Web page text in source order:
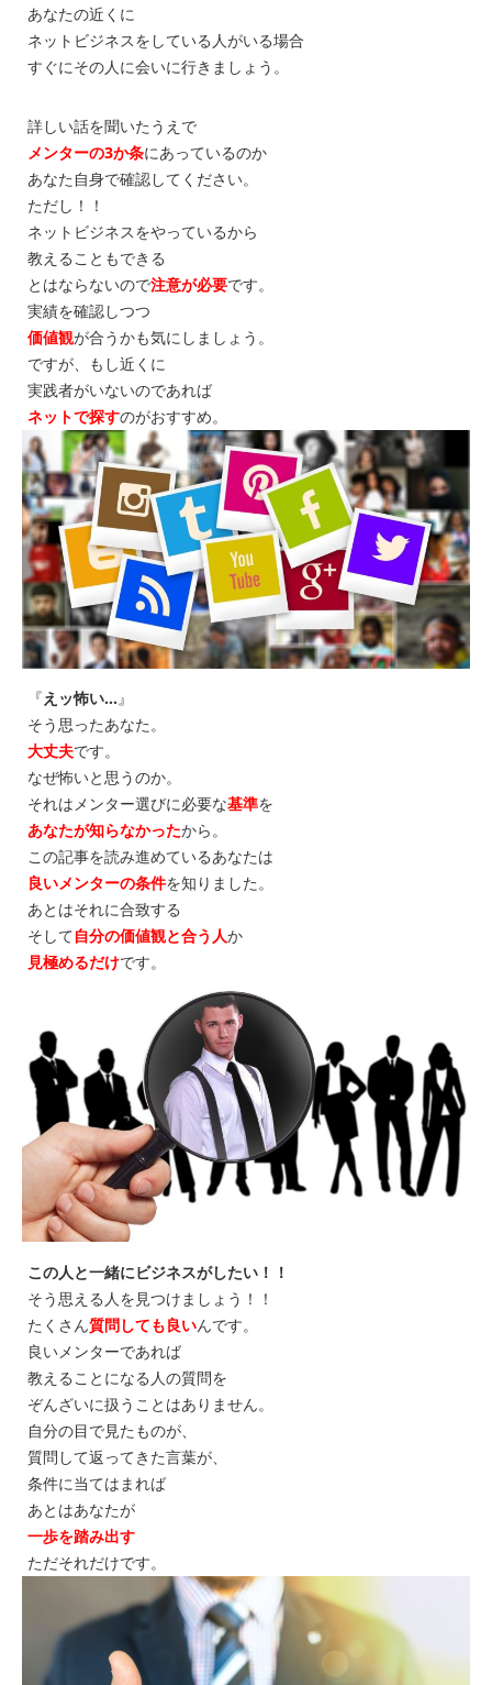
あなたの近くに
ネットビジネスをしている人がいる場合
すぐにその人に会いに行きましょう。
詳しい話を聞いたうえで
メンターの3か条にあっているのか
あなた自身で確認してください。
ただし！！
ネットビジネスをやっているから
教えることもできる
とはならないので注意が必要です。
実績を確認しつつ
価値観が合うかも気にしましょう。
ですが、もし近くに
実践者がいないのであれば
ネットで探すのがおすすめ。
『えッ怖い…』
そう思ったあなた。
大丈夫です。
なぜ怖いと思うのか。
それはメンター選びに必要な基準を
あなたが知らなかったから。
この記事を読み進めているあなたは
良いメンターの条件を知りました。
あとはそれに合致する
そして自分の価値観と合う人か
見極めるだけです。
この人と一緒にビジネスがしたい！！
そう思える人を見つけましょう！！
たくさん質問しても良いんです。
良いメンターであれば
教えることになる人の質問を
ぞんざいに扱うことはありません。
自分の目で見たものが、
質問して返ってきた言葉が、
条件に当てはまれば
あとはあなたが
一歩を踏み出す
ただそれだけです。